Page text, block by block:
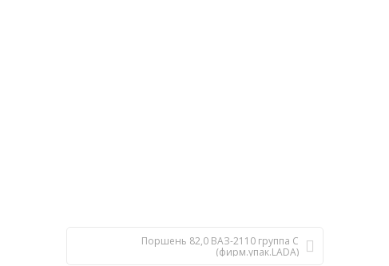
Поршень 82,0 ВАЗ-2110 группа С
(фирм.упак.LADA)